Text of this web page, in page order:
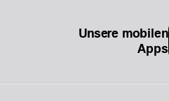
Unsere mobilen
Apps